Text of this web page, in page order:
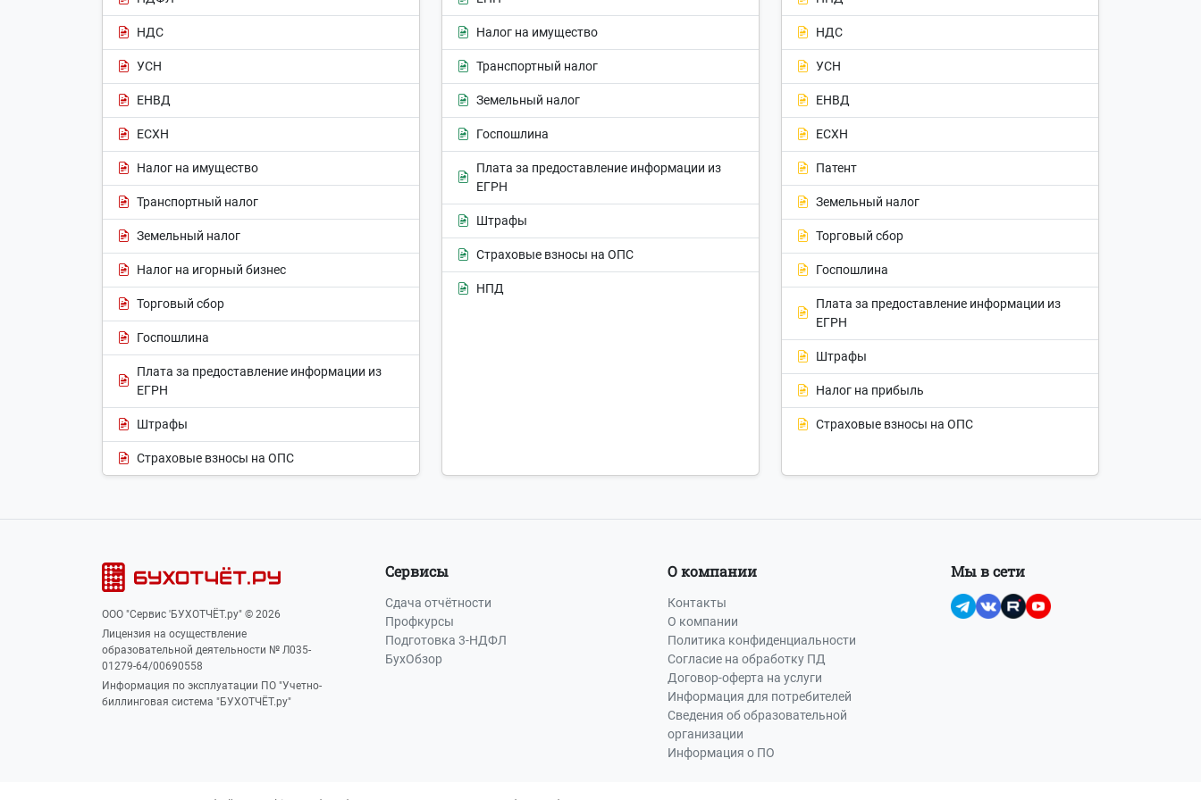
НДС
УСН
ЕНВД
ЕСХН
Налог на имущество
Транспортный налог
Земельный налог
Налог на игорный бизнес
Торговый сбор
Госпошлина
Плата за предоставление информации из
ЕГРН
Штрафы
Страховые взносы на ОПС
Налог на имущество
Транспортный налог
Земельный налог
Госпошлина
Плата за предоставление информации из
ЕГРН
Штрафы
Страховые взносы на ОПС
НПД
НДС
УСН
ЕНВД
ЕСХН
Патент
Земельный налог
Торговый сбор
Госпошлина
Плата за предоставление информации из
ЕГРН
Штрафы
Налог на прибыль
Страховые взносы на ОПС
ООО "Сервис 'БУХОТЧЁТ.ру" © 2026
Лицензия на осуществление
образовательной деятельности № Л035-
01279-64/00690558
Информация по эксплуатации ПО "Учетно-
биллинговая система "БУХОТЧЁТ.ру"
Сервисы
Сдача отчётности
Профкурсы
Подготовка 3-НДФЛ
БухОбзор
О компании
Контакты
О компании
Политика конфиденциальности
Согласие на обработку ПД
Договор-оферта на услуги
Информация для потребителей
Сведения об образовательной
организации
Информация о ПО
Мы в сети